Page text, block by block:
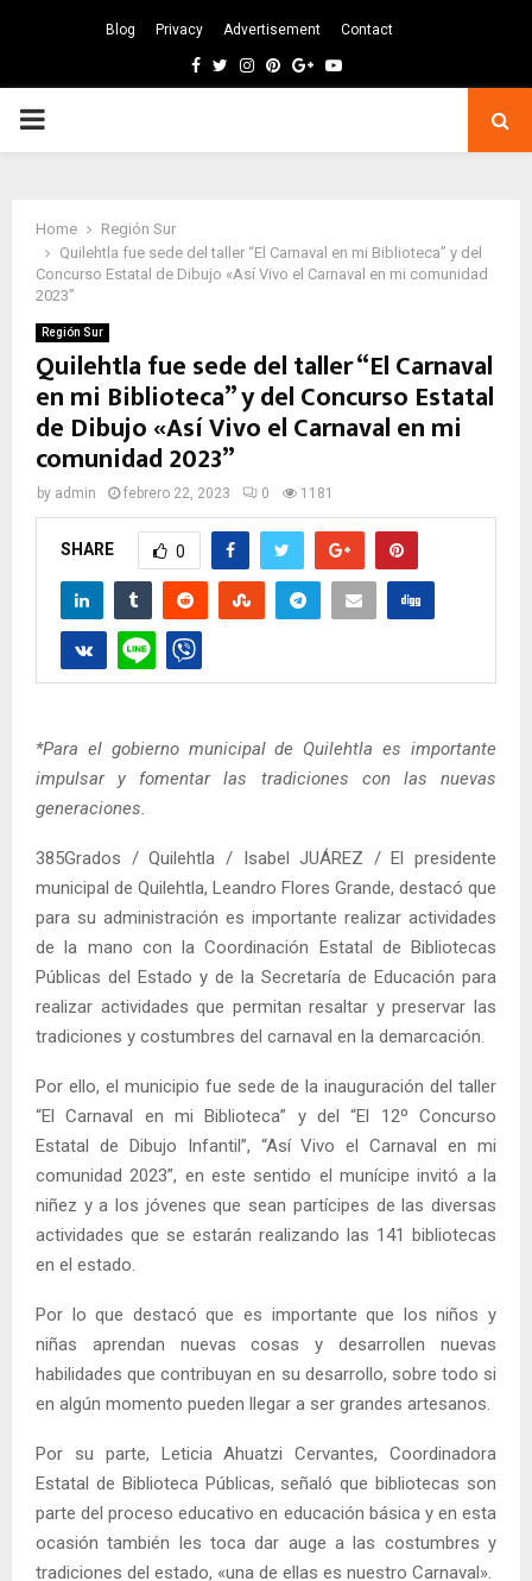
Blog Privacy Advertisement Contact
Facebook
TwitterInstagram
Pinterest
GoogleYoutube
PRIMARY
Home
Región Sur
Quilehtla fue sede del taller “El Carnaval en mi Biblioteca” y del
Concurso Estatal de Dibujo «Así Vivo el Carnaval en mi comunidad
2023”
Región Sur
Quilehtla fue sede del taller “El Carnaval
en mi Biblioteca” y del Concurso Estatal
de Dibujo «Así Vivo el Carnaval en mi
comunidad 2023”
by admin febrero 22, 2023 0 1181
SHARE 0
*Para el gobierno municipal de Quilehtla es importante
impulsar y fomentar las tradiciones con las nuevas
generaciones.
385Grados / Quilehtla / Isabel JUÁREZ / El presidente
municipal de Quilehtla, Leandro Flores Grande, destacó que
para su administración es importante realizar actividades
de la mano con la Coordinación Estatal de Bibliotecas
Públicas del Estado y de la Secretaría de Educación para
realizar actividades que permitan resaltar y preservar las
tradiciones y costumbres del carnaval en la demarcación.
Por ello, el municipio fue sede de la inauguración del taller
“El Carnaval en mi Biblioteca” y del “El 12º Concurso
Estatal de Dibujo Infantil”, “Así Vivo el Carnaval en mi
comunidad 2023”, en este sentido el munícipe invitó a la
niñez y a los jóvenes que sean partícipes de las diversas
actividades que se estarán realizando las 141 bibliotecas
en el estado.
Por lo que destacó que es importante que los niños y
niñas aprendan nuevas cosas y desarrollen nuevas
habilidades que contribuyan en su desarrollo, sobre todo si
en algún momento pueden llegar a ser grandes artesanos.
Por su parte, Leticia Ahuatzi Cervantes, Coordinadora
Estatal de Biblioteca Públicas, señaló que bibliotecas son
parte del proceso educativo en educación básica y en esta
ocasión también les toca dar auge a las costumbres y
tradiciones del estado, «una de ellas es nuestro Carnaval».